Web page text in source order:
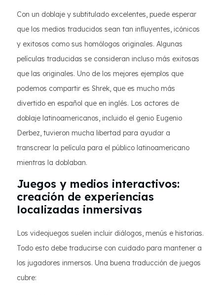
Con un doblaje y subtitulado excelentes, puede esperar
que los medios traducidos sean tan influyentes, icónicos
y exitosos como sus homólogos originales. Algunas
películas traducidas se consideran incluso más exitosas
que las originales. Uno de los mejores ejemplos que
podemos compartir es Shrek, que es mucho más
divertido en español que en inglés. Los actores de
doblaje latinoamericanos, incluido el genio Eugenio
Derbez, tuvieron mucha libertad para ayudar a
transcrear la película para el público latinoamericano
mientras la doblaban.
Juegos y medios interactivos:
creación de experiencias
localizadas inmersivas
Los videojuegos suelen incluir diálogos, menús e historias.
Todo esto debe traducirse con cuidado para mantener a
los jugadores inmersos. Una buena traducción de juegos
cubre: